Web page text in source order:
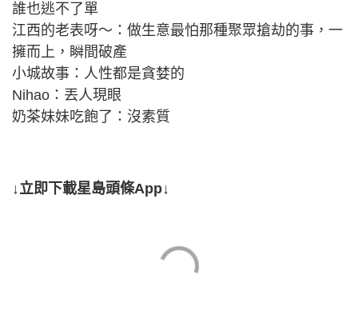
誰也逃不了單
江西的老表呀～：做生意最怕那種聚眾搶劫的事，一
擁而上，瞬間破產
小城故事：人性都是貪婪的
Nihao：丟人現眼
奶茶妹妹吃飽了：沒素質
↓立即下載星島頭條App↓